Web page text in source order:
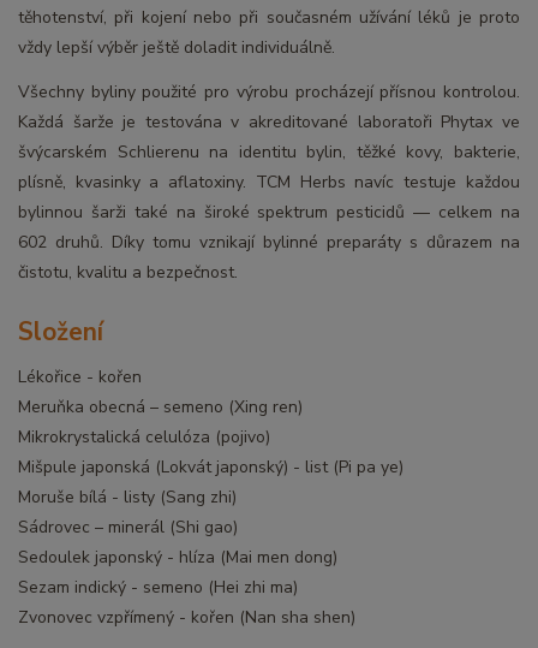
těhotenství, při kojení nebo při současném užívání léků je proto
vždy lepší výběr ještě doladit individuálně.
Všechny byliny použité pro výrobu procházejí přísnou kontrolou.
Každá šarže je testována v akreditované laboratoři Phytax ve
švýcarském Schlierenu na identitu bylin, těžké kovy, bakterie,
plísně, kvasinky a aflatoxiny. TCM Herbs navíc testuje každou
bylinnou šarži také na široké spektrum pesticidů — celkem na
602 druhů. Díky tomu vznikají bylinné preparáty s důrazem na
čistotu, kvalitu a bezpečnost.
Složení
Lékořice - kořen
Meruňka obecná – semeno (Xing ren)
Mikrokrystalická celulóza (pojivo)
Mišpule japonská (Lokvát japonský) - list (Pi pa ye)
Moruše bílá - listy (Sang zhi)
Sádrovec – minerál (Shi gao)
Sedoulek japonský - hlíza (Mai men dong)
Sezam indický - semeno (Hei zhi ma)
Zvonovec vzpřímený - kořen (Nan sha shen)